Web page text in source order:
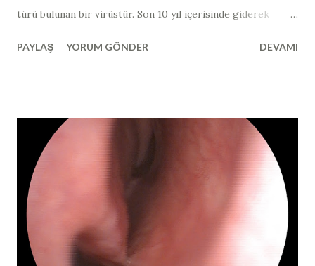
türü bulunan bir virüstür. Son 10 yıl içerisinde giderek
grupları "siğil" ya da "papillom" olarak adlandırılan
"olası yüksek riskli" ve "düşük riskli" olarak üç alt gruba
ayrılmaktadır (yüksek riskli tipler >> tip 16, 18, 31, 33, 35, 39,
45), olası yüksek riskli tipler >> tip 26, 53, 66 ve düşük riskli
tipler tip >> 6, 11, 40, 42, 43, 44, 54). Genelde fark edilen
lezyonların çoğu iyi huyludur. Son yıllarda, bu virüsün sadece
cinsel ilişki yolu ile değil; direk mukozal temas yoluyla da
bulaşabildiğinin netlik kazanması...
PAYLAŞ YORUM GÖNDER DEVAMI